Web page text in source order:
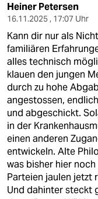
Heiner Petersen
16.11.2025 , 17:07 Uhr
Kann dir nur als
familiären
alles technisch
klauen den jungen
durch zu hohe
angestossen,
und abgeschickt.
in der
einen anderen
entwickeln. Alte
was bisher hier
Parteien jaulen jetzt
Und dahinter steckt